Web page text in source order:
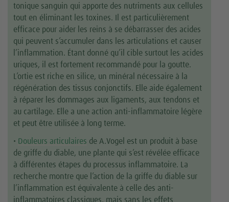
tonique sanguin qui apporte des nutriments aux cellules
tout en éliminant les toxines. Il est particulièrement
efficace pour aider les reins à se débarrasser des acides
qui peuvent s’accumuler dans les articulations et causer
l’inflammation. Étant donné qu’il cible surtout les acides
uriques, il est fortement recommandé pour la goutte.
L’ortie est riche en silice, un minéral nécessaire à la
régénération des tissus conjonctifs. Elle aide également
à réparer les dommages aux ligaments, aux tendons et
au cartilage. Elle a une action anti-inflammatoire légère
et peut être utilisée à long terme.
• Douleurs articulaires de A.Vogel est un produit à base
de griffe du diable, une plante qui s’est révélée efficace
à différentes étapes du processus inflammatoire. La
recherche montre que l’action de la griffe du diable sur
l’inflammation est équivalente à celle des anti-
inflammatoires classiques, mais sans les effets